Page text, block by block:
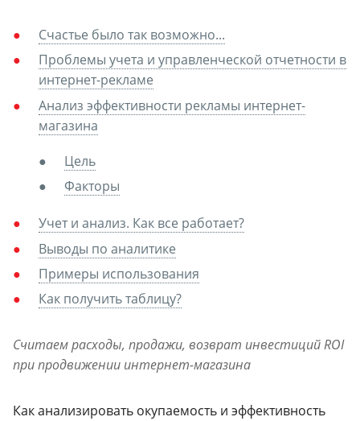
Счастье было так возможно...
Проблемы учета и управленческой отчетности в
интернет-рекламе
Анализ эффективности рекламы интернет-
магазина
Цель
Факторы
Учет и анализ. Как все работает?
Выводы по аналитике
Примеры использования
Как получить таблицу?
Считаем расходы, продажи, возврат инвестиций ROI
при продвижении интернет-магазина
Как анализировать окупаемость и эффективность